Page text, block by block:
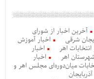
آخرین اخبار از شورای
شرقی
اخبار آموزش
انتخابات اهر
اخبار
اهر
اخبار
میان‌دوره‌ای مجلس اهر و